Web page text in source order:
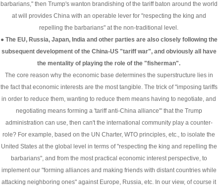
barbarians," then Trump's wanton brandishing of the tariff baton around the world
at will provides China with an operable lever for "respecting the king and
repelling the barbarians" at the non-traditional level.
● The EU, Russia, Japan, India and other parties are also closely following the
subsequent development of the China-US "tariff war", and obviously all have
the mentality of playing the role of the "fisherman".
The core reason why the economic base determines the superstructure lies in
the fact that economic interests are the most tangible. The trick of "imposing tariffs
in order to reduce them, wanting to reduce them means having to negotiate, and
negotiating means forming a 'tariff anti-China alliance'" that the Trump
administration can use, then can't the international community play a counter-
role? For example, based on the UN Charter, WTO principles, etc., to isolate the
United States at the global level in terms of "respecting the king and repelling the
barbarians", and from the most practical economic interest perspective, to
implement our "forming alliances and making friends with distant countries while
attacking neighboring ones" against Europe, Russia, etc. In our view, of course it